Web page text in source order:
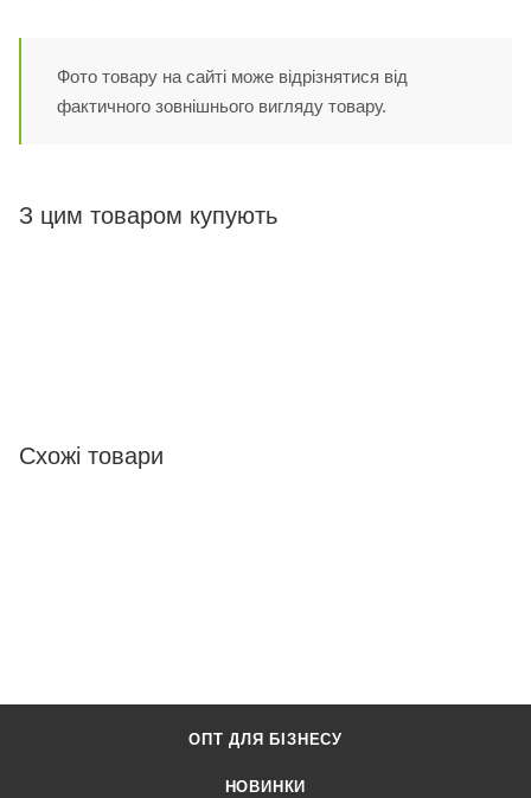
Фото товару на сайті може відрізнятися від
фактичного зовнішнього вигляду товару.
З цим товаром купують
Схожі товари
ОПТ ДЛЯ БІЗНЕСУ
НОВИНКИ